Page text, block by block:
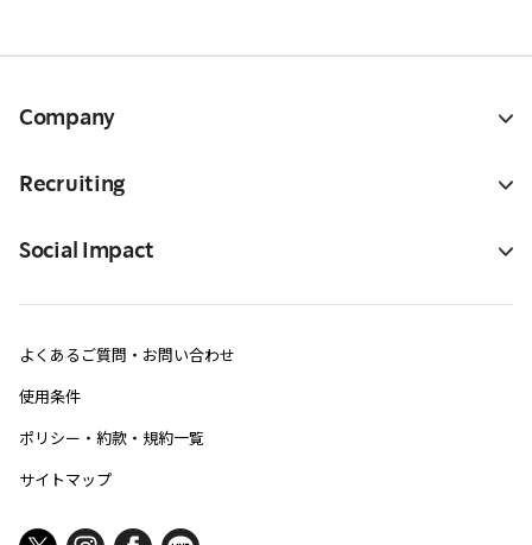
Company
Recruiting
Social Impact
よくあるご質問・お問い合わせ
使用条件
ポリシー・約款・規約一覧
サイトマップ